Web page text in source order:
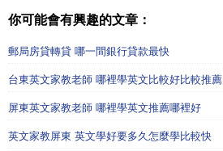
你可能會有興趣的文章：
郵局房貸轉貸 哪一間銀行貸款最快
台東英文家教老師 哪裡學英文比較好比較推薦
屏東英文家教老師 哪裡學英文推薦哪裡好
英文家教屏東 英文學好要多久怎麼學比較快